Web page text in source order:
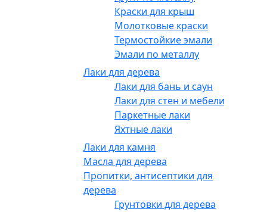
Краски для крыш
Молотковые краски
Термостойкие эмали
Эмали по металлу
Лаки для дерева
Лаки для бань и саун
Лаки для стен и мебели
Паркетные лаки
Яхтные лаки
Лаки для камня
Масла для дерева
Пропитки, антисептики для
дерева
Грунтовки для дерева